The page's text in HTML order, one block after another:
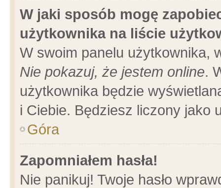
W jaki sposób mogę
użytkownika na liście
W swoim panelu użytkownika,
Nie pokazuj, że jestem online.
użytkownika będzie
i Ciebie. Będziesz liczony jako
Góra
Zapomniałem hasła!
Nie panikuj! Twoje hasło